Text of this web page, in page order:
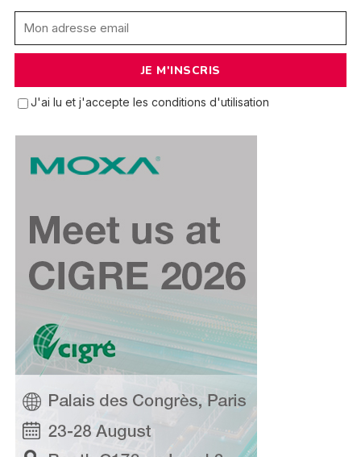
J'ai lu et j'accepte les conditions d'utilisation